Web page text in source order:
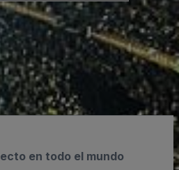
en todo el mundo